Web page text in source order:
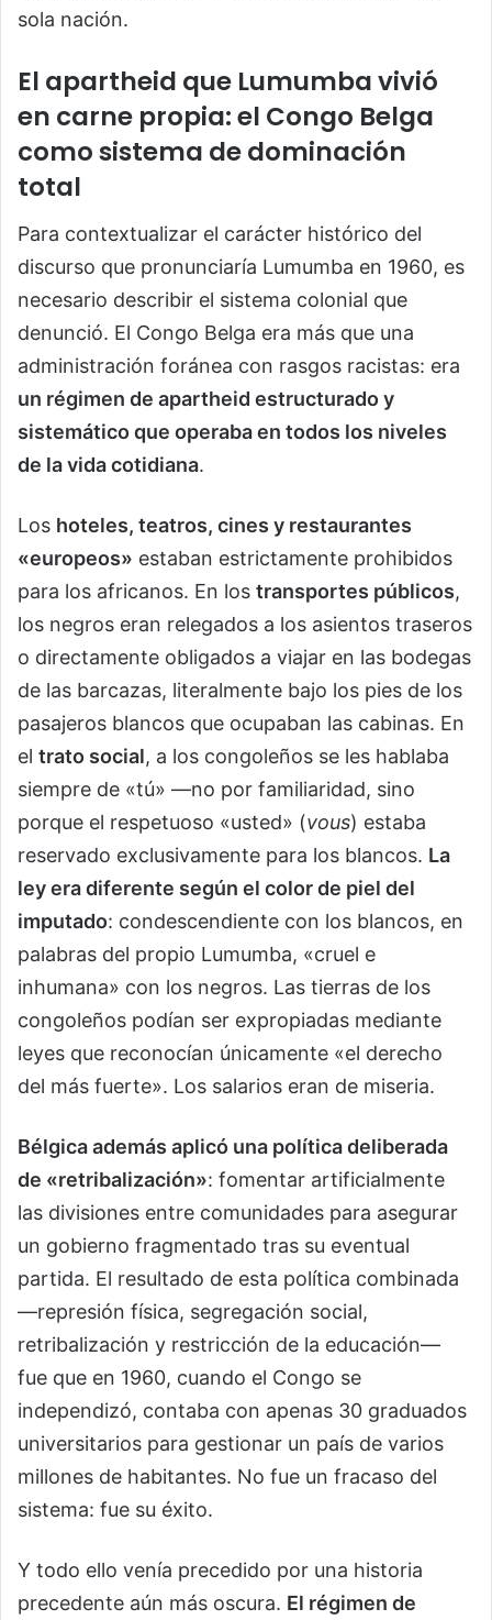
sola nación.
El apartheid que Lumumba vivió
en carne propia: el Congo Belga
como sistema de dominación
total
Para contextualizar el carácter histórico del
discurso que pronunciaría Lumumba en 1960, es
necesario describir el sistema colonial que
denunció. El Congo Belga era más que una
administración foránea con rasgos racistas: era
un régimen de apartheid estructurado y
sistemático que operaba en todos los niveles
de la vida cotidiana.
Los hoteles, teatros, cines y restaurantes
«europeos» estaban estrictamente prohibidos
para los africanos. En los transportes públicos,
los negros eran relegados a los asientos traseros
o directamente obligados a viajar en las bodegas
de las barcazas, literalmente bajo los pies de los
pasajeros blancos que ocupaban las cabinas. En
el trato social, a los congoleños se les hablaba
siempre de «tú» —no por familiaridad, sino
porque el respetuoso «usted» (vous) estaba
reservado exclusivamente para los blancos. La
ley era diferente según el color de piel del
imputado: condescendiente con los blancos, en
palabras del propio Lumumba, «cruel e
inhumana» con los negros. Las tierras de los
congoleños podían ser expropiadas mediante
leyes que reconocían únicamente «el derecho
del más fuerte». Los salarios eran de miseria.
Bélgica además aplicó una política deliberada
de «retribalización»: fomentar artificialmente
las divisiones entre comunidades para asegurar
un gobierno fragmentado tras su eventual
partida. El resultado de esta política combinada
—represión física, segregación social,
retribalización y restricción de la educación—
fue que en 1960, cuando el Congo se
independizó, contaba con apenas 30 graduados
universitarios para gestionar un país de varios
millones de habitantes. No fue un fracaso del
sistema: fue su éxito.
Y todo ello venía precedido por una historia
precedente aún más oscura. El régimen de